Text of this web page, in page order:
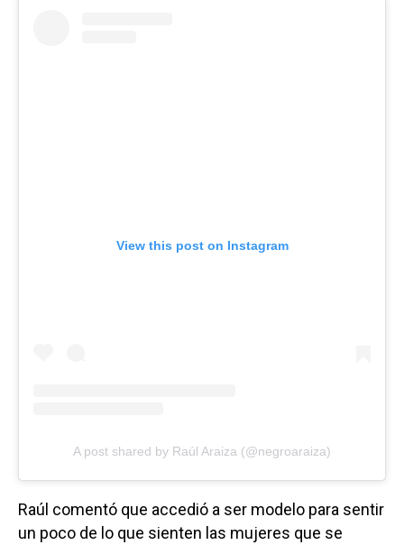
View this post on Instagram
A post shared by Raúl Araiza (@negroaraiza)
Raúl comentó que accedió a ser modelo para sentir
un poco de lo que sienten las mujeres que se